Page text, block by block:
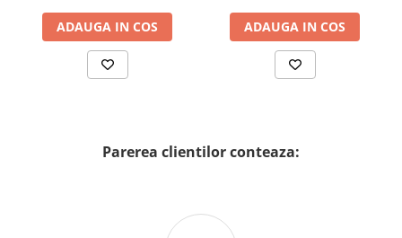
ADAUGA IN COS ADAUGA IN COS
Parerea clientilor conteaza: